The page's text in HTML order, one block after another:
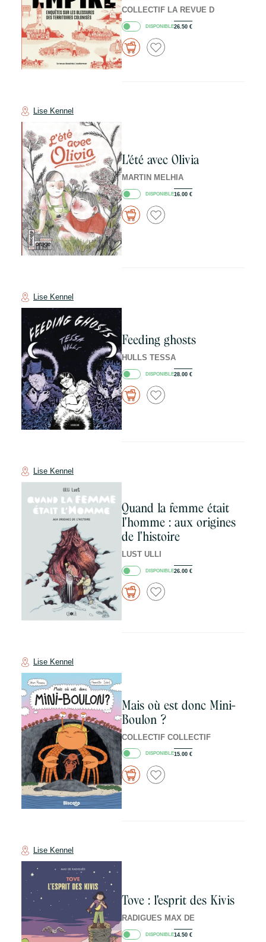
COLLECTIF LA REVUE D
DISPONIBLE26.50 €
Lise Kennel
L'été avec Olivia
MARTIN MELHIA
DISPONIBLE16.00 €
Lise Kennel
Feeding ghosts
HULLS TESSA
DISPONIBLE28.00 €
Lise Kennel
Quand la femme était
l'homme : aux origines
de l'histoire
LUST ULLI
DISPONIBLE26.00 €
Lise Kennel
Mais où est donc Mini-
Boulon ?
COLLECTIF COLLECTIF
DISPONIBLE15.00 €
Lise Kennel
Tove : l'esprit des Kivis
RADIGUES MAX DE
DISPONIBLE14.50 €